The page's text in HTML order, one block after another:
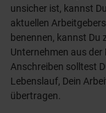
unsicher ist, kannst
aktuellen
benennen, kannst Du
Unternehmen aus der
Anschreiben solltest
Lebenslauf, Dein
übertragen.